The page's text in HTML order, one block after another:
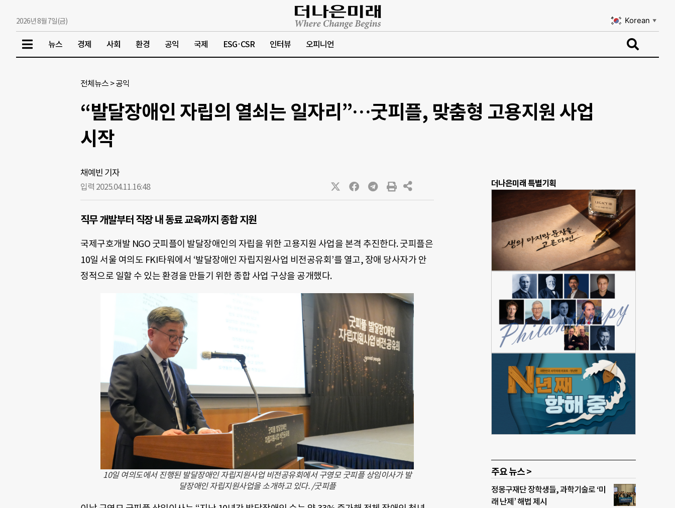
2026년 8월 7일(금) Korean ▼
뉴스 경제 사회 환경 공익 국제 ESG·CSR 인터뷰 오피니언
전체뉴스 >공익
“발달장애인 자립의 열쇠는 일자리”…굿피플, 맞춤형 고용지원 사업
시작
채예빈 기자
입력 2025.04.11.16:48
직무 개발부터 직장 내 동료 교육까지 종합 지원
국제구호개발 NGO 굿피플이 발달장애인의 자립을 위한 고용지원 사업을 본격 추진한다. 굿피플은
10일 서울 여의도 FKI타워에서 ‘발달장애인 자립지원사업 비전공유회’를 열고, 장애 당사자가 안
정적으로 일할 수 있는 환경을 만들기 위한 종합 사업 구상을 공개했다.
10일 여의도에서 진행된 발달장애인 자립지원사업 비전공유회에서 구영모 굿피플 상임이사가 발
달장애인 자립지원사업을 소개하고 있다. /굿피플
더나은미래 특별기획
주요 뉴스 >
정몽구재단 장학생들, 과학기술로 ‘미
래 난제’ 해법 제시